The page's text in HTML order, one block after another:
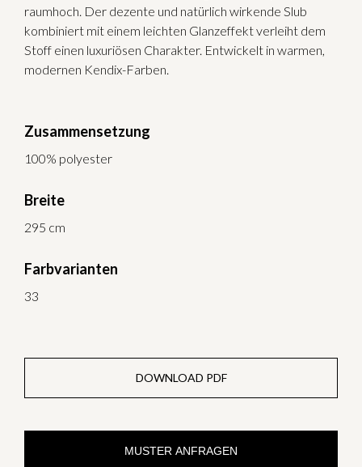
raumhoch. Der dezente und natürlich wirkende Slub
kombiniert mit einem leichten Glanzeffekt verleiht dem
Stoff einen luxuriösen Charakter. Entwickelt in warmen,
modernen Kendix-Farben.
Zusammensetzung
100% polyester
Breite
295 cm
Farbvarianten
33
DOWNLOAD PDF
MUSTER ANFRAGEN